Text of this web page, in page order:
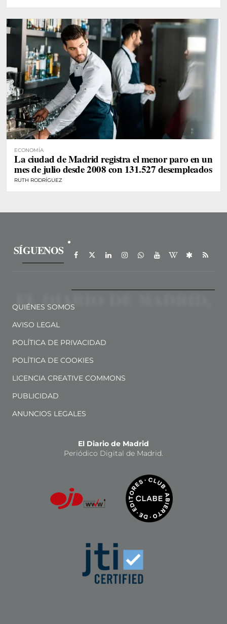
ECONOMÍA
La ciudad de Madrid registra el menor paro en un
mes de julio desde 2008 con 131.527 desempleados
RUTH RODRÍGUEZ
SÍGUENOS
QUIÉNES SOMOS
AVISO LEGAL
POLÍTICA DE PRIVACIDAD
POLÍTICA DE COOKIES
LICENCIA CREATIVE COMMONS
PUBLICIDAD
ANUNCIOS LEGALES
El Diario de Madrid
Periódico Digital de Madrid.